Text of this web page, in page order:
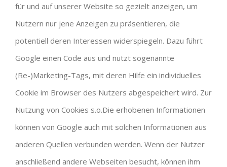
für und auf unserer Website so gezielt anzeigen, um
Nutzern nur jene Anzeigen zu präsentieren, die
potentiell deren Interessen widerspiegeln. Dazu führt
Google einen Code aus und nutzt sogenannte
(Re-)Marketing-Tags, mit deren Hilfe ein individuelles
Cookie im Browser des Nutzers abgespeichert wird. Zur
Nutzung von Cookies s.o.Die erhobenen Informationen
können von Google auch mit solchen Informationen aus
anderen Quellen verbunden werden. Wenn der Nutzer
anschließend andere Webseiten besucht, können ihm